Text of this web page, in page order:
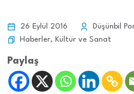
26 Eylül 2016
Düşünbil
Haberler, Kültür ve Sanat
Paylaş